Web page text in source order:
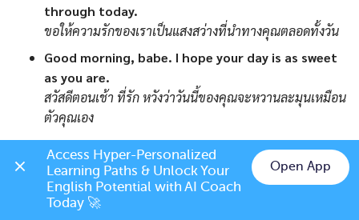
through today.
ขอให้ความรักของเราเป็นแสงสว่างที่นำทางคุณตลอดทั้งวัน
Good morning, babe. I hope your day is as sweet
as you are.
สวัสดีตอนเช้า ที่รัก หวังว่าวันนี้ของคุณจะหวานละมุนเหมือน
ตัวคุณเอง
Start your day with a smile, knowing that you are
deeply loved.
เริ่มต้นวันด้วยรอยยิ้ม พร้อมกับรู้ไว้ว่าคุณถูกรักอย่างสุดหัวใจ
Sending you my warmest wishes for a day filled
Chat on LINE
Access Hyper-Personalized
Learning Paths & Unlock Your
English Potential with AI Coach
Today 🚀
Open App